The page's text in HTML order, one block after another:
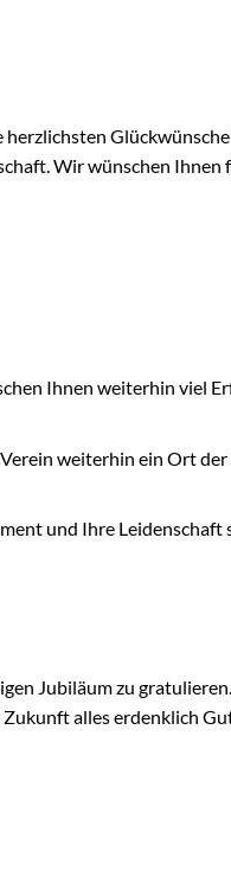
Wir wünschen
Ihnen weiterhin viel
weiterhin ein Ort
und Ihre
Jubiläum zu
alles erdenklich